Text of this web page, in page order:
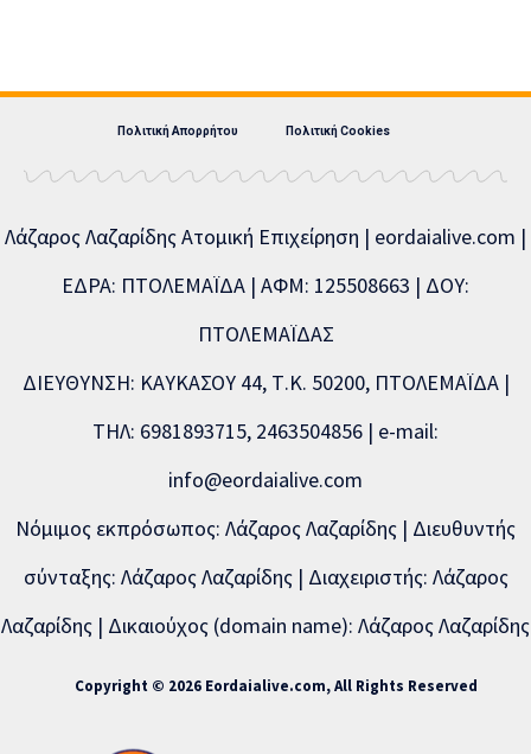
Πολιτική Απορρήτου Πολιτική Cookies
Λάζαρος Λαζαρίδης Ατομική Επιχείρηση | eordaialive.com |
ΕΔΡΑ: ΠΤΟΛΕΜΑΪΔΑ | ΑΦΜ: 125508663 | ΔΟΥ:
ΠΤΟΛΕΜΑΪΔΑΣ
ΔΙΕΥΘΥΝΣΗ: ΚΑΥΚΑΣΟΥ 44, Τ.Κ. 50200, ΠΤΟΛΕΜΑΪΔΑ |
ΤΗΛ: 6981893715, 2463504856 | e-mail:
info@eordaialive.com
Νόμιμος εκπρόσωπος: Λάζαρος Λαζαρίδης | Διευθυντής
σύνταξης: Λάζαρος Λαζαρίδης | Διαχειριστής: Λάζαρος
Λαζαρίδης | Δικαιούχος (domain name): Λάζαρος Λαζαρίδης
Copyright © 2026 Eordaialive.com, All Rights Reserved